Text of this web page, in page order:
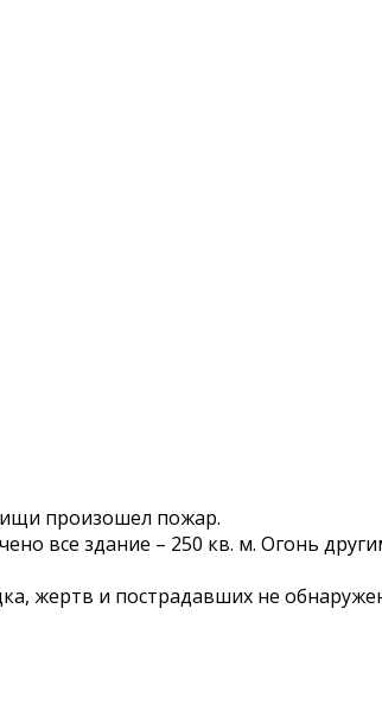
произошел пожар.
все здание – 250 кв. м. Огонь
жертв и пострадавших не